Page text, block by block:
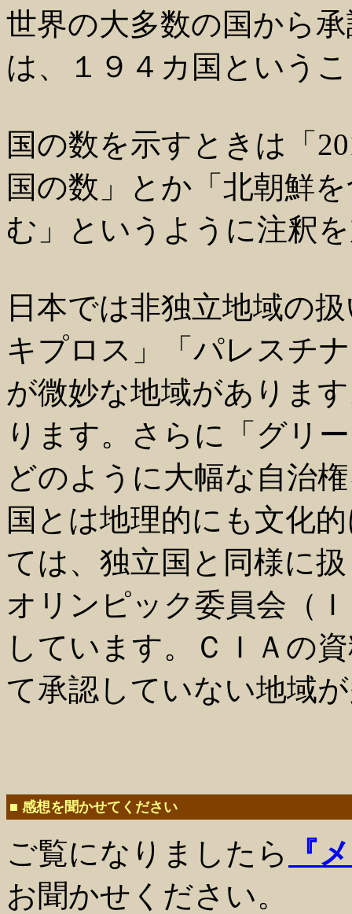
世界の大多数の国から
は、１９４カ国という
国の数を示すときは「
国の数」とか「北朝鮮
む」というように注釈
日本では非独立地域の
キプロス」「パレスチ
が微妙な地域がありま
ります。さらに「グリ
どのように大幅な自治
国とは地理的にも文化
ては、独立国と同様に
オリンピック委員会（
しています。ＣＩＡの
て承認していない地域
■ 感想を聞かせてください
ご覧になりましたら
『
お聞かせください。